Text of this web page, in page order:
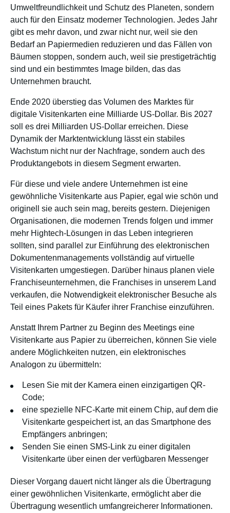
Umweltfreundlichkeit und Schutz des Planeten, sondern
auch für den Einsatz moderner Technologien. Jedes Jahr
gibt es mehr davon, und zwar nicht nur, weil sie den
Bedarf an Papiermedien reduzieren und das Fällen von
Bäumen stoppen, sondern auch, weil sie prestigeträchtig
sind und ein bestimmtes Image bilden, das das
Unternehmen braucht.
Ende 2020 überstieg das Volumen des Marktes für
digitale Visitenkarten eine Milliarde US-Dollar. Bis 2027
soll es drei Milliarden US-Dollar erreichen. Diese
Dynamik der Marktentwicklung lässt ein stabiles
Wachstum nicht nur der Nachfrage, sondern auch des
Produktangebots in diesem Segment erwarten.
Für diese und viele andere Unternehmen ist eine
gewöhnliche Visitenkarte aus Papier, egal wie schön und
originell sie auch sein mag, bereits gestern. Diejenigen
Organisationen, die modernen Trends folgen und immer
mehr Hightech-Lösungen in das Leben integrieren
sollten, sind parallel zur Einführung des elektronischen
Dokumentenmanagements vollständig auf virtuelle
Visitenkarten umgestiegen. Darüber hinaus planen viele
Franchiseunternehmen, die Franchises in unserem Land
verkaufen, die Notwendigkeit elektronischer Besuche als
Teil eines Pakets für Käufer ihrer Franchise einzuführen.
Anstatt Ihrem Partner zu Beginn des Meetings eine
Visitenkarte aus Papier zu überreichen, können Sie viele
andere Möglichkeiten nutzen, ein elektronisches
Analogon zu übermitteln:
Lesen Sie mit der Kamera einen einzigartigen QR-
Code;
eine spezielle NFC-Karte mit einem Chip, auf dem die
Visitenkarte gespeichert ist, an das Smartphone des
Empfängers anbringen;
Senden Sie einen SMS-Link zu einer digitalen
Visitenkarte über einen der verfügbaren Messenger
Dieser Vorgang dauert nicht länger als die Übertragung
einer gewöhnlichen Visitenkarte, ermöglicht aber die
Übertragung wesentlich umfangreicherer Informationen.